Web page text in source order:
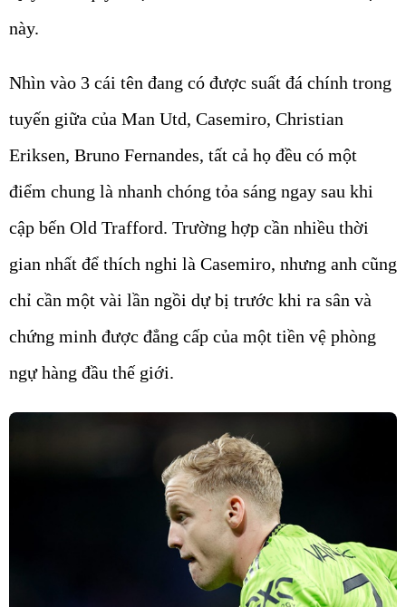
này.
Nhìn vào 3 cái tên đang có được suất đá chính trong
tuyến giữa của Man Utd, Casemiro, Christian
Eriksen, Bruno Fernandes, tất cả họ đều có một
điểm chung là nhanh chóng tỏa sáng ngay sau khi
cập bến Old Trafford. Trường hợp cần nhiều thời
gian nhất để thích nghi là Casemiro, nhưng anh cũng
chỉ cần một vài lần ngồi dự bị trước khi ra sân và
chứng minh được đẳng cấp của một tiền vệ phòng
ngự hàng đầu thế giới.